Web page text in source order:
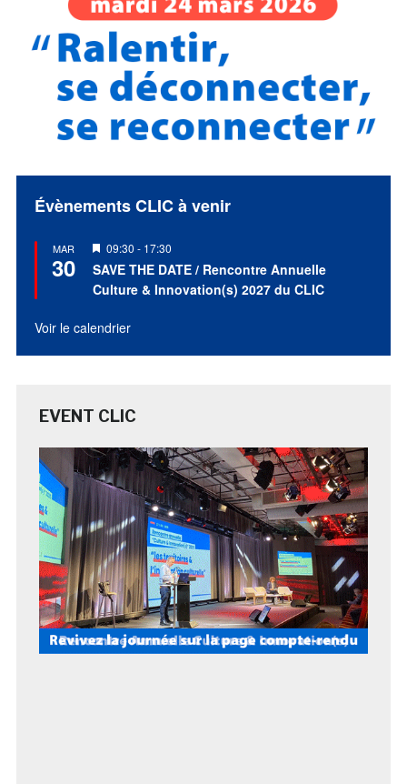
Évènements CLIC à venir
MAR
30
Mis
en
avant
09:30 - 17:30
SAVE THE DATE / Rencontre Annuelle
Culture & Innovation(s) 2027 du CLIC
Voir le calendrier
EVENT CLIC